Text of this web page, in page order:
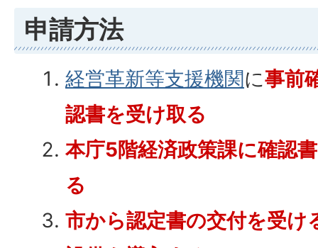
申請方法
経営革新等支援機関に事前
認書を受け取る
本庁5階経済政策課に確認
る
市から認定書の交付を受け